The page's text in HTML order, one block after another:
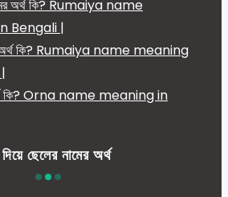
অর্থ কি? Rumaiya name meaning
কি? Orna name meaning in
ছেলের নামের অর্থ